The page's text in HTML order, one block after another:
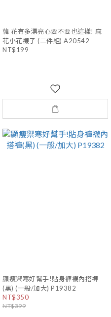
韓 花有多漂亮心要不要也這樣! 麻
花小花襪子 (二件組) A20542
NT$199
顯瘦禦寒好幫手!貼身褲襪內搭褲
(黑) (一般/加大) P19382
NT$350
NT$399